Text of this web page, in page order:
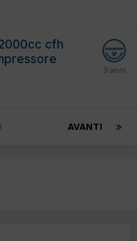
cfh
AVANTI